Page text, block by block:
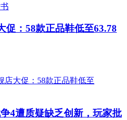
促：58款正品鞋低至63.78
4遭质疑缺乏创新，玩家批